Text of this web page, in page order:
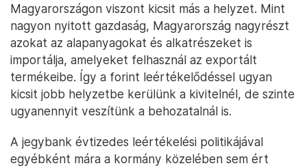
Magyarországon viszont kicsit más a helyzet. Mint
nagyon nyitott gazdaság, Magyarország nagyrészt
azokat az alapanyagokat és alkatrészeket is
importálja, amelyeket felhasznál az exportált
termékeibe. Így a forint leértékelődéssel ugyan
kicsit jobb helyzetbe kerülünk a kivitelnél, de szinte
ugyanennyit veszítünk a behozatalnál is.
A jegybank évtizedes leértékelési politikájával
egyébként mára a kormány közelében sem ért